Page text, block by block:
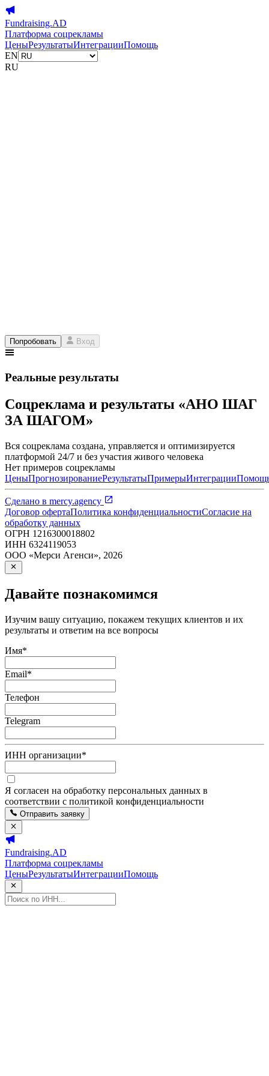
Fundraising.AD
Платформа соцрекламы
ЦеныРезультатыИнтеграцииПомощь
EN
RU
Попробовать Вход
Реальные результаты
Соцреклама и результаты «АНО ШАГ
ЗА ШАГОМ»
Вся соцреклама создана, управляется и оптимизируется
платформой 24/7 и без участия живого человека
Нет примеров соцрекламы
ЦеныПрогнозированиеРезультатыПримерыИнтеграции
Сделано в mercy.agency
Договор офертаПолитика конфиденциальностиСогласие на
обработку данных
ОГРН 1216300018802
ИНН 6324119053
ООО «Мерси Агенси», 2026
Давайте познакомимся
Изучим вашу ситуацию, покажем текущих клиентов и их
результаты и ответим на все вопросы
Имя*
Email*
Телефон
Telegram
ИНН организации*
Я согласен на обработку персональных данных в
соответствии с политикой конфиденциальности
Отправить заявку
Fundraising.AD
Платформа соцрекламы
ЦеныРезультатыИнтеграцииПомощь